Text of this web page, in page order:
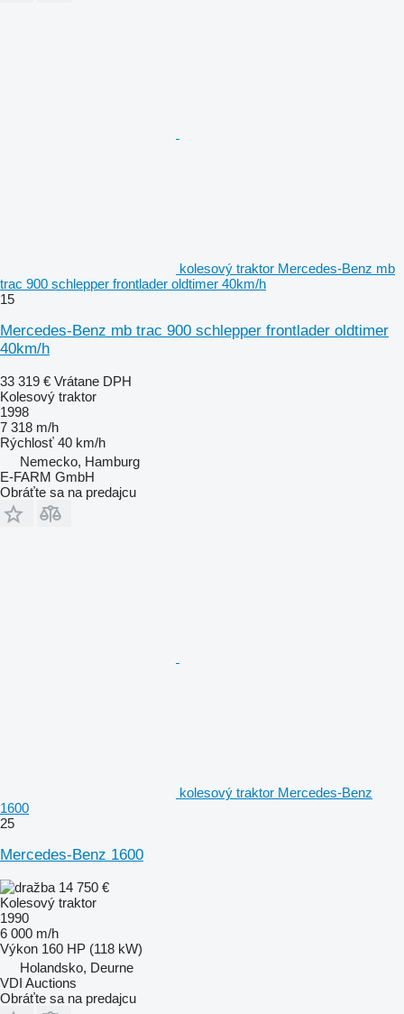
kolesový traktor Mercedes-Benz mb
trac 900 schlepper frontlader oldtimer 40km/h
15
Mercedes-Benz mb trac 900 schlepper frontlader oldtimer
40km/h
33 319 € Vrátane DPH
Kolesový traktor
1998
7 318 m/h
Rýchlosť 40 km/h
Nemecko, Hamburg
E-FARM GmbH
Obráťte sa na predajcu
kolesový traktor Mercedes-Benz
1600
25
Mercedes-Benz 1600
14 750 €
Kolesový traktor
1990
6 000 m/h
Výkon 160 HP (118 kW)
Holandsko, Deurne
VDI Auctions
Obráťte sa na predajcu